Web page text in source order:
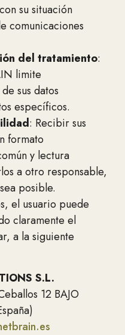
su situación
comunicaciones
del tratamiento:
limite
sus datos
específicos.
: Recibir sus
formato
y lectura
a otro responsable,
posible.
el usuario puede
claramente el
a la siguiente
S.L.
12 BAJO